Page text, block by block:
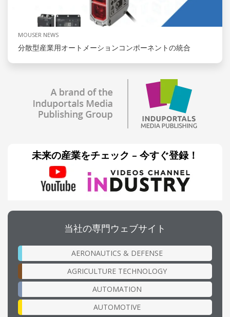
MOUSER NEWS
分散型産業用オートメーションコンポーネントの統合
未来の産業をチェック – 今すぐ登録！
当社の専門ウェブサイト
AERONAUTICS & DEFENSE
AGRICULTURE TECHNOLOGY
AUTOMATION
AUTOMOTIVE